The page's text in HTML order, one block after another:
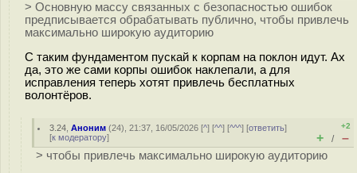
> Основную массу связанных с безопасностью ошибок
предписывается обрабатывать публично, чтобы привлечь
максимально широкую аудиторию
С таким фундаментом пускай к корпам на поклон идут. Ах
да, это же сами корпы ошибок наклепали, а для
исправления теперь хотят привлечь бесплатных
волонтёров.
3.24 ,Аноним (24), 21:37, 16/05/2026 [^] [^^] [^^^] [ответить]
[к модератору]
+2
+ / –
> чтобы привлечь максимально широкую аудиторию